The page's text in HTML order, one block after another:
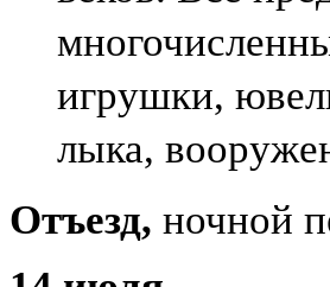
игрушки,
лыка,
Отъезд, ночной